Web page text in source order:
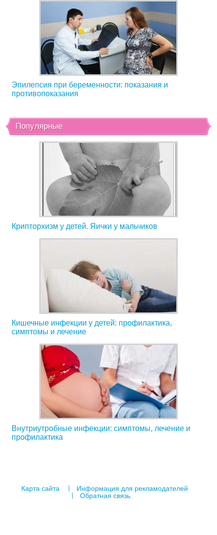
Эпилепсия при беременности: показания и
противопоказания
Популярные
Крипторхизм у детей. Яички у мальчиков
Кишечные инфекции у детей: профилактика,
симптомы и лечение
Внутриутробные инфекции: симптомы, лечение и
профилактика
Карта сайта
Информация для рекламодателей
Обратная связь